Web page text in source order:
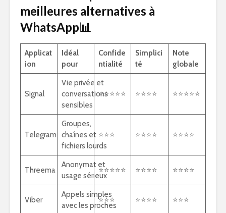
meilleures alternatives à
WhatsApp📊
Applicat
ion
Idéal
pour
Confide
ntialité
Simplici
té
Note
globale
Signal
Vie privée et
conversations
sensibles
⭐⭐⭐⭐⭐ ⭐⭐⭐⭐ ⭐⭐⭐⭐⭐
Telegram
Groupes,
chaînes et
fichiers lourds
⭐⭐⭐ ⭐⭐⭐⭐ ⭐⭐⭐⭐
Threema
Anonymat et
usage sérieux
⭐⭐⭐⭐⭐ ⭐⭐⭐⭐ ⭐⭐⭐⭐
Viber
Appels simples
avec les proches
⭐⭐⭐ ⭐⭐⭐⭐ ⭐⭐⭐